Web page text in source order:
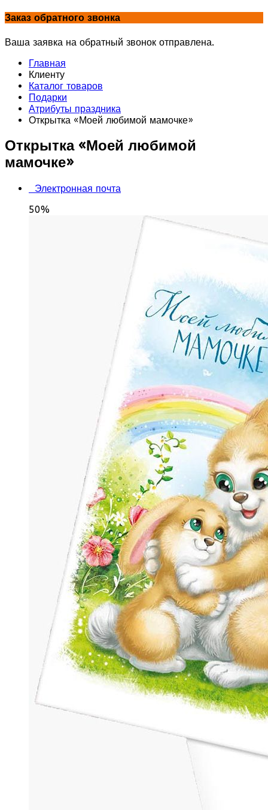
Заказ обратного звонка
Ваша заявка на обратный звонок отправлена.
Главная
Клиенту
Каталог товаров
Подарки
Атрибуты праздника
Открытка «Моей любимой мамочке»
Открытка «Моей любимой
мамочке»
Электронная почта
50%